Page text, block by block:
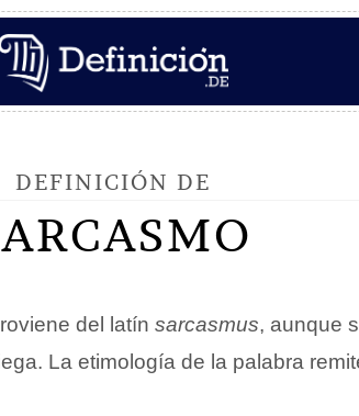
DEFINICIÓN DE
del latín sarcasmus, aunque
La etimología de la palabra